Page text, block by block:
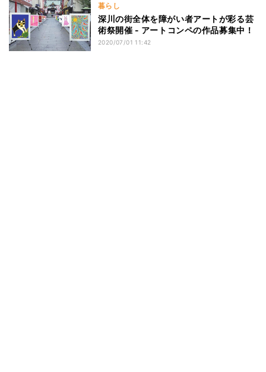
暮らし
深川の街全体を障がい者アートが彩る芸
術祭開催 - アートコンペの作品募集中！
2020/07/01 11:42